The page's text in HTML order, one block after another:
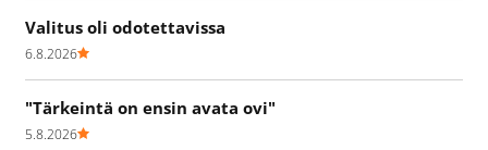
Valitus oli odotettavissa
6.8.2026
"Tärkeintä on ensin avata ovi"
5.8.2026